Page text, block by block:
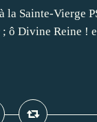
la Sainte-Vierge
ô Divine Reine !